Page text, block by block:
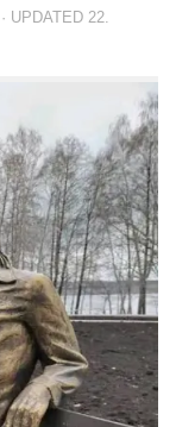
· UPDATED 22.